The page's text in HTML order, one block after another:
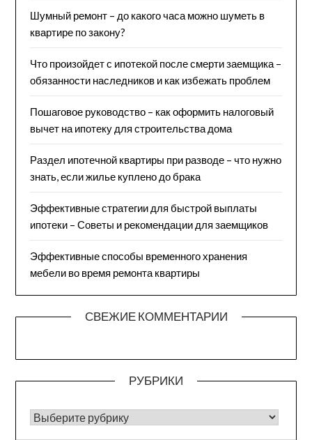
Шумный ремонт – до какого часа можно шуметь в
квартире по закону?
Что произойдет с ипотекой после смерти заемщика –
обязанности наследников и как избежать проблем
Пошаговое руководство – как оформить налоговый
вычет на ипотеку для строительства дома
Раздел ипотечной квартиры при разводе – что нужно
знать, если жилье куплено до брака
Эффективные стратегии для быстрой выплаты
ипотеки – Советы и рекомендации для заемщиков
Эффективные способы временного хранения
мебели во время ремонта квартиры
СВЕЖИЕ КОММЕНТАРИИ
РУБРИКИ
РУБРИКИ